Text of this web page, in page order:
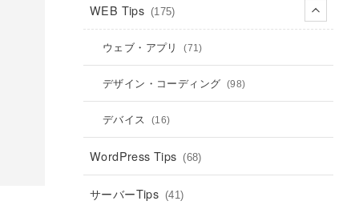
WEB Tips (175)
ウェブ・アプリ (71)
デザイン・コーディング (98)
デバイス (16)
WordPress Tips (68)
サーバーTips (41)